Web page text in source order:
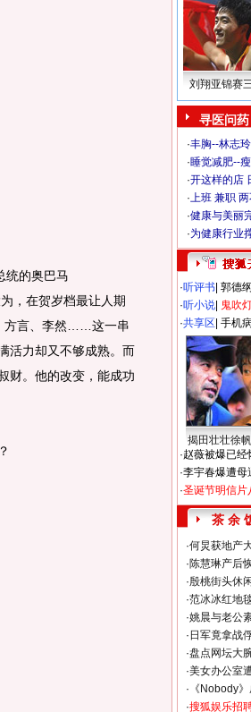
的奥巴马
，在贺岁档最让人期
方言、李然……这一串
活力却又不够成熟。而
财。他的改变，能成功
刘翔亚锦赛
寻医问药
·丰胸--林志
·睡觉减肥--
·开这样的店
·上班 兼职 两
·健康与美丽
·为健康行业
·听评书 郭德
·听小说 鬼吹
·共享区 手机
揭田壮壮徐
·赵薇被爆已经
·李宇春爆遭母
·圣诞节明信片
茶 余
·何炅获地产
·陈慧琳产后
·殷桃街头休
·范冰冰红地
·姚晨与老公
· 日军竟拿战
·盘点网坛大
·美女办公室
· 《Nobody
·搜狐娱乐招